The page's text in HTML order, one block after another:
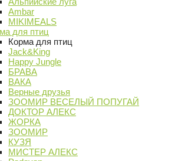
Ambar
MIKIMEALS
для птиц
Корма для птиц
Jack&King
Happy Jungle
БРАВА
ВАКА
Верные друзья
ЗООМИР ВЕСЕЛЫЙ ПОПУГАЙ
ДОКТОР АЛЕКС
ЖОРКА
ЗООМИР
КУЗЯ
МИСТЕР АЛЕКС